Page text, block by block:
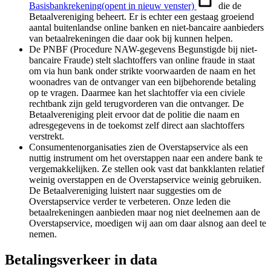
Basisbankrekening(opent in nieuw venster)
die de
Betaalvereniging beheert. Er is echter een gestaag groeiend
aantal buitenlandse online banken en niet-bancaire aanbieders
van betaalrekeningen die daar ook bij kunnen helpen.
De PNBF (Procedure NAW-gegevens Begunstigde bij niet-
bancaire Fraude) stelt slachtoffers van online fraude in staat
om via hun bank onder strikte voorwaarden de naam en het
woonadres van de ontvanger van een bijbehorende betaling
op te vragen. Daarmee kan het slachtoffer via een civiele
rechtbank zijn geld terugvorderen van die ontvanger. De
Betaalvereniging pleit ervoor dat de politie die naam en
adresgegevens in de toekomst zelf direct aan slachtoffers
verstrekt.
Consumentenorganisaties zien de Overstapservice als een
nuttig instrument om het overstappen naar een andere bank te
vergemakkelijken. Ze stellen ook vast dat bankklanten relatief
weinig overstappen en de Overstapservice weinig gebruiken.
De Betaalvereniging luistert naar suggesties om de
Overstapservice verder te verbeteren. Onze leden die
betaalrekeningen aanbieden maar nog niet deelnemen aan de
Overstapservice, moedigen wij aan om daar alsnog aan deel te
nemen.
Betalingsverkeer in data